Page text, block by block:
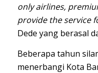
only airlines,
provide the service
Dede yang berasal
Beberapa tahun
menerbangi Kota